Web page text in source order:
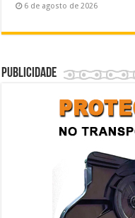
6 de agosto de 2026
Publicidade